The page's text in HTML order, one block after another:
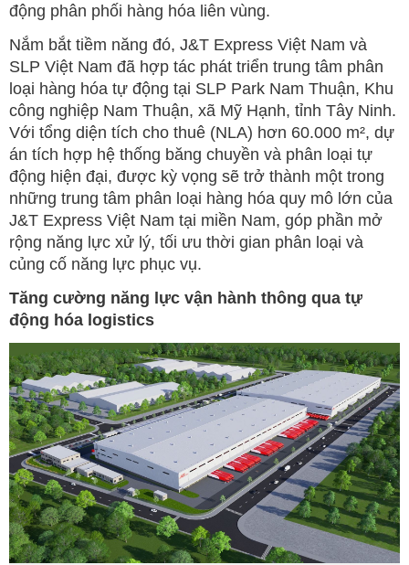
động phân phối hàng hóa liên vùng.
Nắm bắt tiềm năng đó, J&T Express Việt Nam và
SLP Việt Nam đã hợp tác phát triển trung tâm phân
loại hàng hóa tự động tại SLP Park Nam Thuận, Khu
công nghiệp Nam Thuận, xã Mỹ Hạnh, tỉnh Tây Ninh.
Với tổng diện tích cho thuê (NLA) hơn 60.000 m², dự
án tích hợp hệ thống băng chuyền và phân loại tự
động hiện đại, được kỳ vọng sẽ trở thành một trong
những trung tâm phân loại hàng hóa quy mô lớn của
J&T Express Việt Nam tại miền Nam, góp phần mở
rộng năng lực xử lý, tối ưu thời gian phân loại và
củng cố năng lực phục vụ.
Tăng cường năng lực vận hành thông qua tự
động hóa logistics